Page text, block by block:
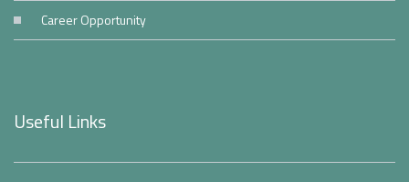
Career Opportunity
Useful Links